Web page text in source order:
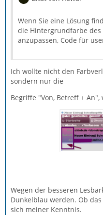
Wenn Sie eine Lösung
die Hintergrundfarbe des
anzupassen, Code für
Ich wollte nicht den
sondern nur die
Begriffe "Von, Betreff +
Wegen der besseren
Dunkelblau werden. Ob
sich meiner Kenntnis.